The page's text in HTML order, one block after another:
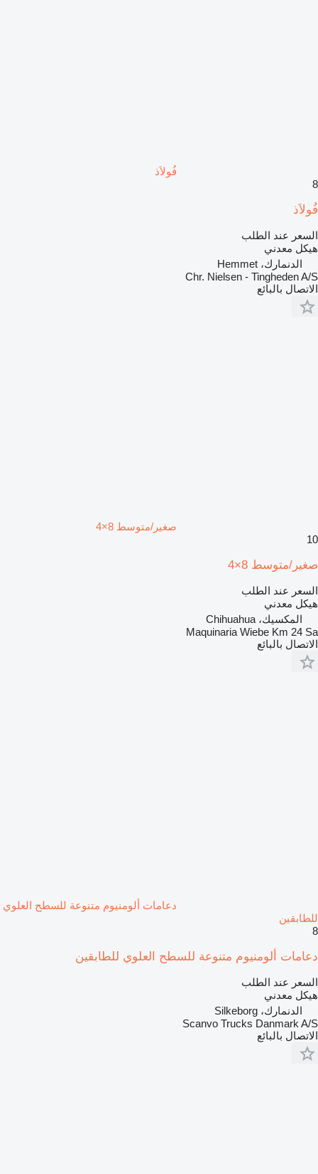
فُولاَذ
8
فُولاَذ
السعر عند الطلب
هيكل معدني
الدنمارك، Hemmet
Chr. Nielsen - Tingheden A/S
الاتصال بالبائع
صغير/متوسط 8×4
10
صغير/متوسط 8×4
السعر عند الطلب
هيكل معدني
المكسيك، Chihuahua
Maquinaria Wiebe Km 24 Sa
الاتصال بالبائع
دعامات ألومنيوم متنوعة للسطح العلوي
للطابقين
8
دعامات ألومنيوم متنوعة للسطح العلوي للطابقين
السعر عند الطلب
هيكل معدني
الدنمارك، Silkeborg
Scanvo Trucks Danmark A/S
الاتصال بالبائع